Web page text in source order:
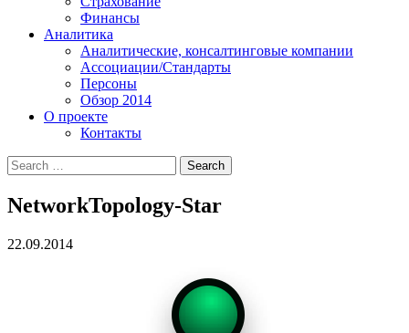
Финансы
Аналитика
Аналитические, консалтинговые компании
Ассоциации/Стандарты
Персоны
Обзор 2014
О проекте
Контакты
NetworkTopology-Star
22.09.2014